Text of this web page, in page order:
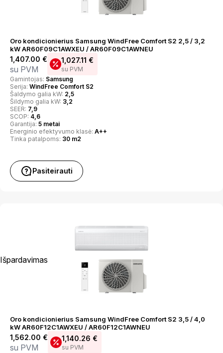
Oro kondicionierius Samsung WindFree Comfort S2 2,5 / 3,2
kW AR60F09C1AWXEU / AR60F09C1AWNEU
1,407.00 €
su PVM
1,027.11 €
su PVM
Gamintojas: Samsung
Serija: WindFree Comfort S2
Šaldymo galia kW: 2,5
Šildymo galia kW: 3,2
SEER: 7,9
SCOP: 4,6
Garantija: 5 metai
Energinio efektyvumo klasė: A++
Tinka patalpoms: 30 m2
Pasiteirauti
Išpardavimas
Oro kondicionierius Samsung WindFree Comfort S2 3,5 / 4,0
kW AR60F12C1AWXEU / AR60F12C1AWNEU
1,562.00 €
su PVM
1,140.26 €
su PVM